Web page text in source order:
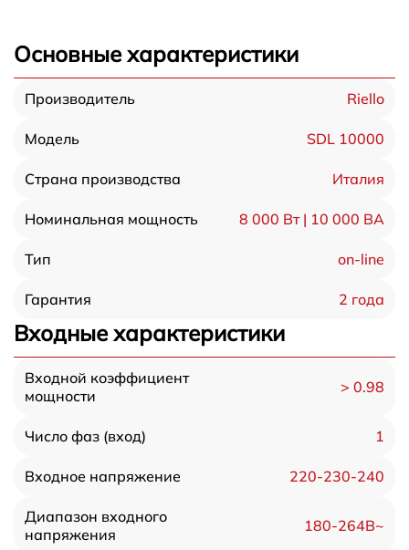
Основные характеристики
Производитель Riello
Модель SDL 10000
Страна производства Италия
Номинальная мощность 8 000 Вт | 10 000 ВА
Тип on-line
Гарантия 2 года
Входные характеристики
Входной коэффициент
мощности
> 0.98
Число фаз (вход) 1
Входное напряжение 220-230-240
Диапазон входного
напряжения
180-264В~